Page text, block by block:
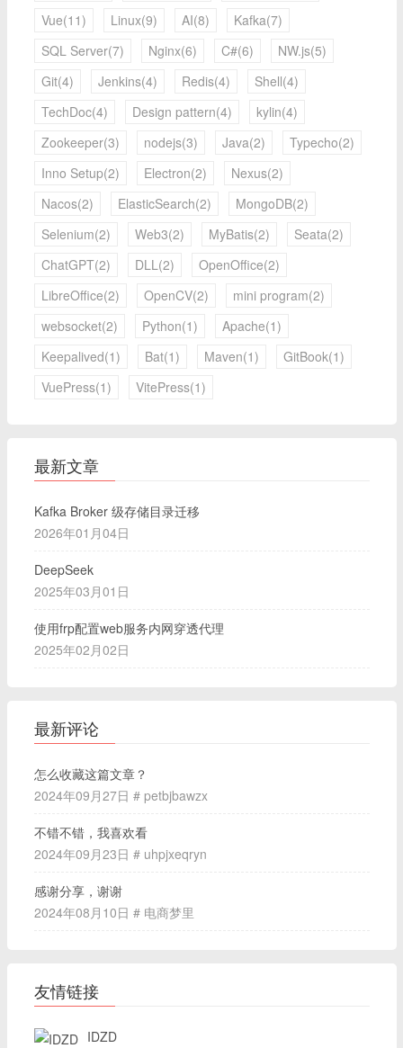
Vue(11)
Linux(9) AI(8)
Kafka(7)
SQL Server(7)
Nginx(6) C#(6)
NW.js(5)
Git(4)
Jenkins(4) Redis(4)
Shell(4)
TechDoc(4)
Design pattern(4)
kylin(4)
Zookeeper(3)
nodejs(3) Java(2)
Typecho(2)
Inno Setup(2)
Electron(2)
Nexus(2)
Nacos(2)
ElasticSearch(2)
MongoDB(2)
Selenium(2)
Web3(2) MyBatis(2)
Seata(2)
ChatGPT(2)
DLL(2)
OpenOffice(2)
LibreOffice(2)
OpenCV(2)
mini program(2)
websocket(2)
Python(1)
Apache(1)
Keepalived(1)
Bat(1) Maven(1)
GitBook(1)
VuePress(1)
VitePress(1)
最新文章
Kafka Broker 级存储目录迁移
2026年01月04日
DeepSeek
2025年03月01日
使用frp配置web服务内网穿透代理
2025年02月02日
最新评论
怎么收藏这篇文章？
2024年09月27日 # petbjbawzx
不错不错，我喜欢看
2024年09月23日 # uhpjxeqryn
感谢分享，谢谢
2024年08月10日 # 电商梦里
友情链接
IDZD